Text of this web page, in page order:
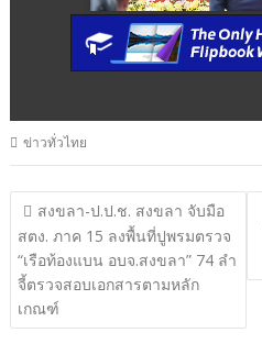
ข่าวทั่วไทย
แนะแนว
เรื่อง
สงขลา-ป.ป.ช. สงขลา จับมือ
สตง. ภาค 15 ลงพื้นที่ปูพรมตรวจ
“เรือท้องแบน อบจ.สงขลา” 74 ลำ
จี้ตรวจสอบเอกสารตามหลัก
เกณฑ์